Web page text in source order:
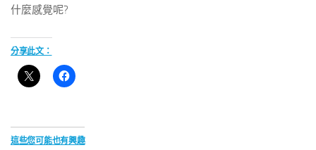
什麼感覺呢?
分享此文：
這些您可能也有興趣